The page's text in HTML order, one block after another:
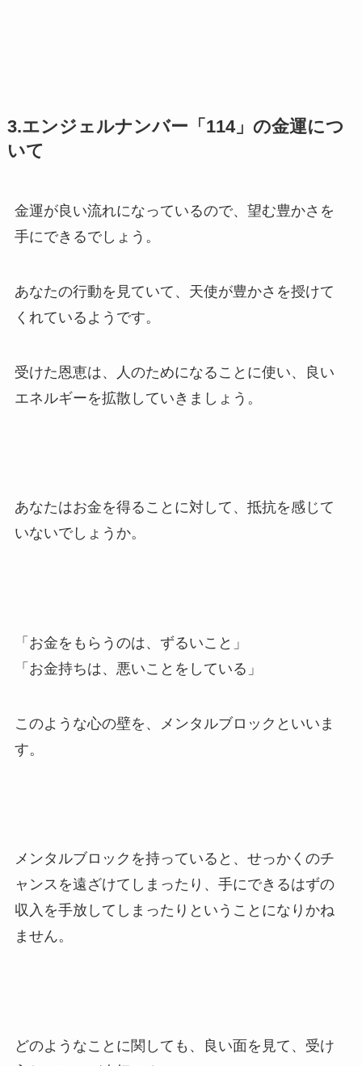
3.エンジェルナンバー「114」の金運につ
いて
金運が良い流れになっているので、望む豊かさを
手にできるでしょう。
あなたの行動を見ていて、天使が豊かさを授けて
くれているようです。
受けた恩恵は、人のためになることに使い、良い
エネルギーを拡散していきましょう。
あなたはお金を得ることに対して、抵抗を感じて
いないでしょうか。
「お金をもらうのは、ずるいこと」
「お金持ちは、悪いことをしている」
このような心の壁を、メンタルブロックといいま
す。
メンタルブロックを持っていると、せっかくのチ
ャンスを遠ざけてしまったり、手にできるはずの
収入を手放してしまったりということになりかね
ません。
どのようなことに関しても、良い面を見て、受け